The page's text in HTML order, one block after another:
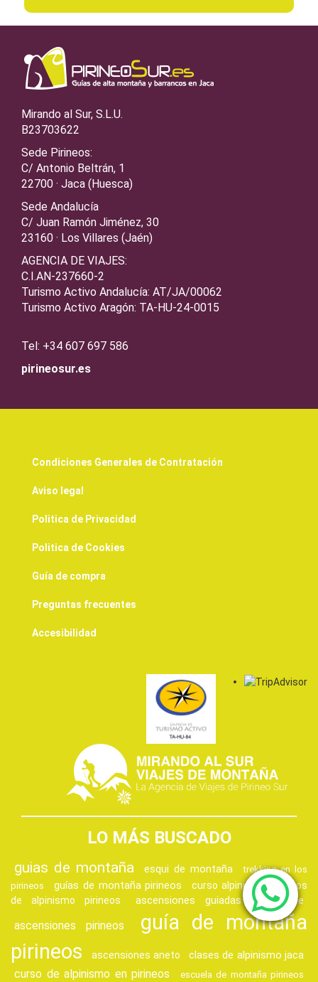
Mirando al Sur, S.L.U.
B23703622
Sede Pirineos:
C/ Antonio Beltrán, 1
22700 · Jaca (Huesca)
Sede Andalucía
C/ Juan Ramón Jiménez, 30
23160 · Los Villares (Jaén)
AGENCIA DE VIAJES:
C.I.AN-237660-2
Turismo Activo Andalucía: AT/JA/00062
Turismo Activo Aragón: TA-HU-24-0015
Tel: +34 607 697 586
pirineosur.es
Condiciones Generales de Contratación
Aviso legal
Politica de Privacidad
Politica de Cookies
Guía de compra
Preguntas frecuentes
Accesibilidad
LO MÁS BUSCADO
guias de montaña esqui de montaña
trekking en los
pirineos
guías de montaña pirineos curso alpinismo
cursos
de alpinismo pirineos
ascensiones guiadas vignemale
ascensiones pirineos
guía de montaña
pirineos
ascensiones aneto clases de alpinismo jaca
curso de alpinismo en pirineos escuela de montaña pirineos